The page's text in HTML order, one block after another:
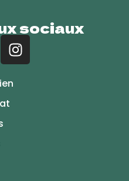
sociaux